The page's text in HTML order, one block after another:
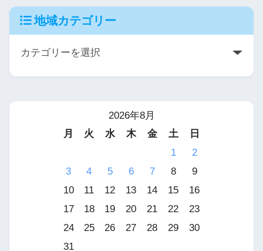
地域カテゴリー
2026年8月
月
火 水 木 金 土
日
1
2
3
4 5 6 7 8
9
10
11 12 13 14 15
16
17
18 19 20 21 22
23
24
25 26 27 28 29
30
31